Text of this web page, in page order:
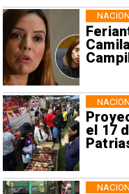
el 17